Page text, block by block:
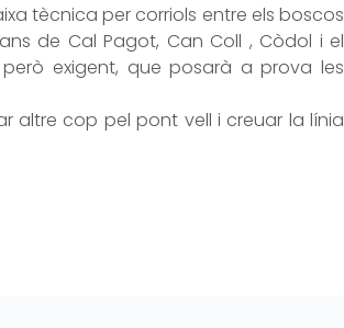
tècnica per corriols entre els boscos
de Cal Pagot, Can Coll , Còdol i el
exigent, que posarà a prova les
altre cop pel pont vell i creuar la línia